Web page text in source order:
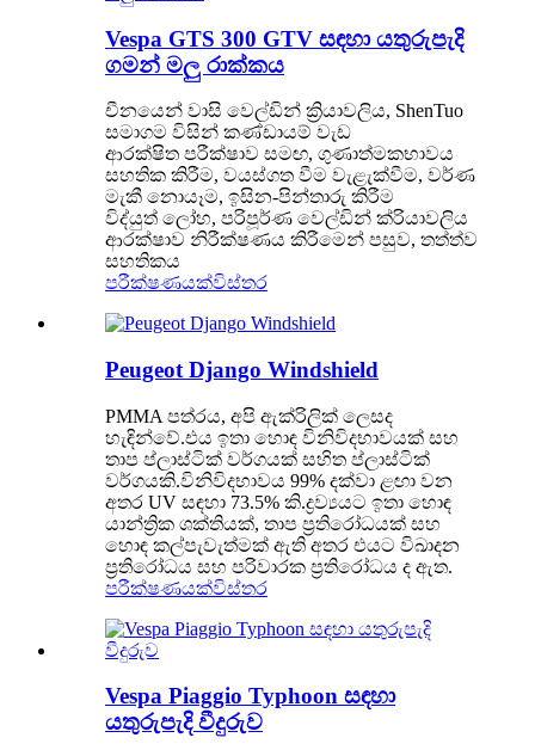
Vespa GTS 300 GTV සඳහා යතුරුපැදි
ගමන් මලු රාක්කය
චීනයෙන් වාසි වෙල්ඩින් ක්‍රියාවලිය, ShenTuo
සමාගම විසින් කණ්ඩායම් වැඩ
ආරක්ෂිත පරීක්ෂාව සමඟ, ගුණාත්මකභාවය
සහතික කිරීම, වයස්ගත වීම වැළැක්වීම, වර්ණ
මැකී නොයෑම, ඉසින-පින්තාරු කිරීම
විද්යුත් ලෝහ, පරිපූර්ණ වෙල්ඩින් ක්රියාවලිය
ආරක්ෂාව නිරීක්ෂණය කිරීමෙන් පසුව, තත්ත්ව
සහතිකය
පරීක්ෂණයක්විස්තර
Peugeot Django Windshield
PMMA පත්රය, අපි ඇක්රිලික් ලෙසද
හැඳින්වේ.එය ඉතා හොඳ විනිවිදභාවයක් සහ
තාප ප්ලාස්ටික් වර්ගයක් සහිත ප්ලාස්ටික්
වර්ගයකි.විනිවිදභාවය 99% දක්වා ළඟා වන
අතර UV සඳහා 73.5% කි.ද්‍රව්‍යයට ඉතා හොඳ
යාන්ත්‍රික ශක්තියක්, තාප ප්‍රතිරෝධයක් සහ
හොඳ කල්පැවැත්මක් ඇති අතර එයට විඛාදන
ප්‍රතිරෝධය සහ පරිවාරක ප්‍රතිරෝධය ද ඇත.
පරීක්ෂණයක්විස්තර
Vespa Piaggio Typhoon සඳහා
යතුරුපැදි වීදුරුව